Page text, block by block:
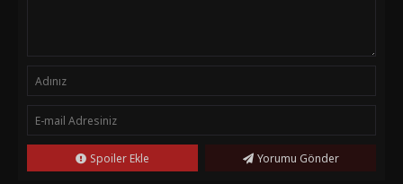
Karakterlerin duygusal derinliği ve filmdeki görsel şölen
seyircileri büyüleyici bir yolculuğa çıkarıyor. Eğer aksiyon dolu,
heyecan verici bir maceraya hazırsanız, Shang-Chi Ve On
Halka Efsanesi'ni izlemek için sabırsızlanacaksınız.FilmKovası
sitesinden Shang-Chi Ve On Halka Efsanesi'ni izleyebilir ve bu
unutulmaz maceraya ortak olabilirsiniz. Bu film, aksiyon ve
Spoiler Ekle Yorumu Gönder